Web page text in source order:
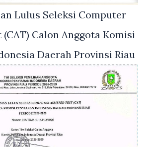
Lulus Seleksi Computer
Calon Anggota Komisi
Daerah Provinsi Riau